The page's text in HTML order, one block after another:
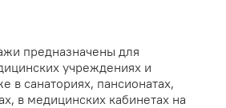
предназначены для
учреждениях и
в санаториях, пансионатах,
в медицинских кабинетах на